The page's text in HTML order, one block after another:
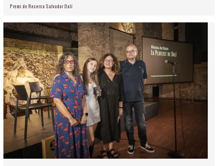
Premi de Recerca Salvador Dalí